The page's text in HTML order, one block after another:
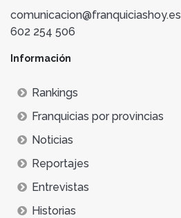
comunicacion@franquiciashoy.es
602 254 506
Información
Rankings
Franquicias por provincias
Noticias
Reportajes
Entrevistas
Historias